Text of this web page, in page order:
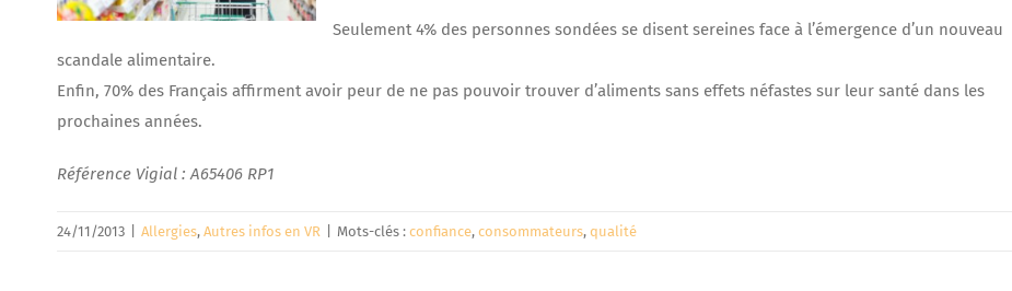
Seulement 4% des personnes sondées se disent sereines face à l’émergence d’un nouveau
scandale alimentaire.
Enfin, 70% des Français affirment avoir peur de ne pas pouvoir trouver d’aliments sans effets néfastes sur leur santé dans les
prochaines années.
Référence Vigial : A65406 RP1
24/11/2013 Allergies, Autres infos en VR Mots-clés : confiance, consommateurs, qualité